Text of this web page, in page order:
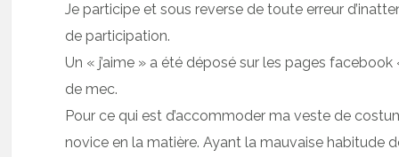
Je participe et sous reverse de toute erreur
de participation.
Un « j’aime » a été déposé sur les pages
de mec.
Pour ce qui est d’accommoder ma veste de
novice en la matière. Ayant la mauvaise habitude